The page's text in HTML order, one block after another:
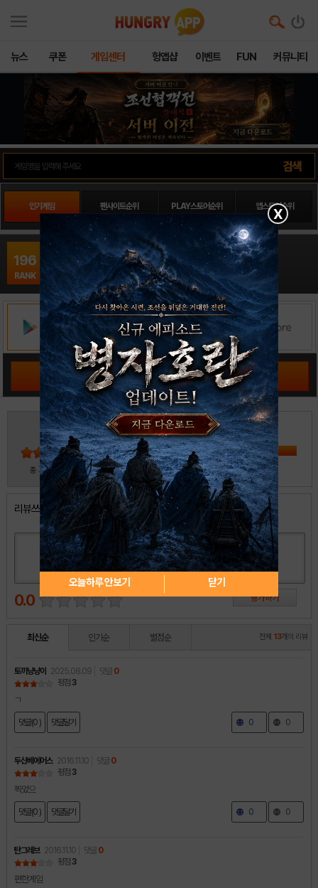
뉴스 쿠폰 게임센터 헝앱샵 이벤트 FUN 커뮤니티
인기게임 팬사이트순위 PLAY스토어순위 앱스토어순위
196
RANK
Stack16
아케이드 / Ketchapp
출시일: 2016-02-17
공략 커뮤니티 바로가기
3
총 30 명 참여
5
4
3
2
1
리뷰쓰기
0.0
최신순 인기순 별점순 전체 13개의 리뷰
토끼냥냥이 2025.08.09 댓글 0
평점 3
ㄱ
댓글(0 ) 댓글달기 0 0
두산베에어스 2016.11.10 댓글 0
평점 3
찍었으
댓글(0 ) 댓글달기 0 0
탄그레브 2016.11.10 댓글 0
평점 3
편한게임
X
오늘하루 안보기 닫기